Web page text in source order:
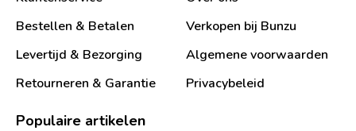
Bestellen & Betalen
Levertijd & Bezorging
Retourneren & Garantie
Verkopen bij Bunzu
Algemene voorwaarden
Privacybeleid
Populaire artikelen